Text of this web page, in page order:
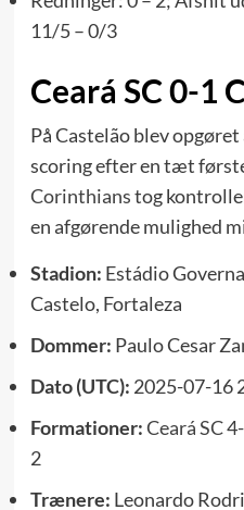
11/5 – 0/3
Ceará SC 0-1
På Castelão blev
scoring efter en tæt
Corinthianstog
en afgørende mulighed
Stadion: Estádio
Castelo, Fortaleza
Dommer: Paulo Cesar
Dato (UTC): 2025-07-16
Formationer:Ceará SC
2
Trænere: Leonardo